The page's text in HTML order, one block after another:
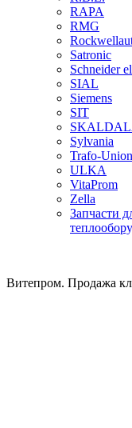
RAPA
RMG
Satronic
Schneider
SIAL
Siemens
SIT
Sylvania
Trafo-Union
ULKA
VitaProm
Zella
Запчасти
Витепром. Продажа